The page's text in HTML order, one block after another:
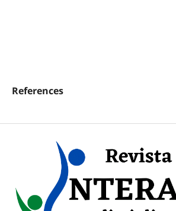
References